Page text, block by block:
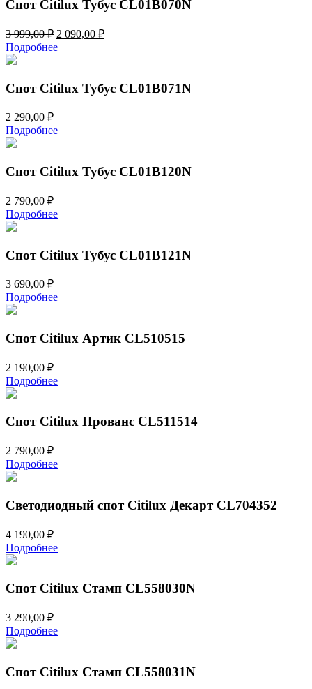
Спот Citilux Тубус CL01B070N
3 999,00₽ Первоначальная
цена
составляла
999,00 ₽.
2 090,00 ₽Текущая
Подробнее
Спот Citilux Тубус CL01B071N
2 290,00 ₽
Подробнее
Спот Citilux Тубус CL01B120N
2 790,00 ₽
Подробнее
Спот Citilux Тубус CL01B121N
3 690,00 ₽
Подробнее
Спот Citilux Артик CL510515
2 190,00 ₽
Подробнее
Спот Citilux Прованс CL511514
2 790,00 ₽
Подробнее
Светодиодный спот Citilux Декарт CL704352
4 190,00 ₽
Подробнее
Спот Citilux Стамп CL558030N
3 290,00 ₽
Подробнее
Спот Citilux Стамп CL558031N